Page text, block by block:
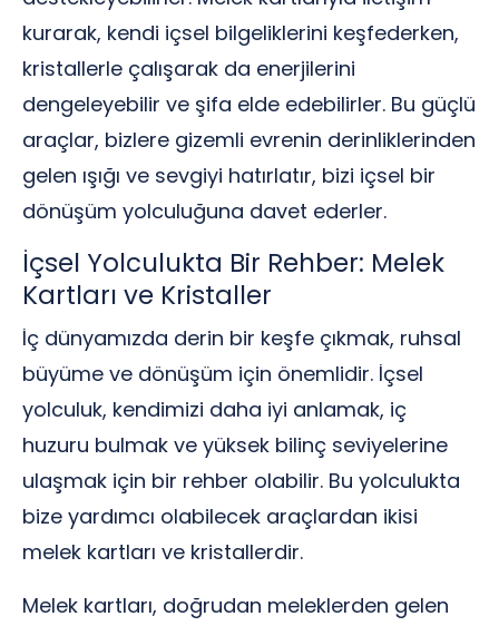
kurarak, kendi içsel bilgeliklerini keşfederken,
kristallerle çalışarak da enerjilerini
dengeleyebilir ve şifa elde edebilirler. Bu güçlü
araçlar, bizlere gizemli evrenin derinliklerinden
gelen ışığı ve sevgiyi hatırlatır, bizi içsel bir
dönüşüm yolculuğuna davet ederler.
İçsel Yolculukta Bir Rehber: Melek
Kartları ve Kristaller
İç dünyamızda derin bir keşfe çıkmak, ruhsal
büyüme ve dönüşüm için önemlidir. İçsel
yolculuk, kendimizi daha iyi anlamak, iç
huzuru bulmak ve yüksek bilinç seviyelerine
ulaşmak için bir rehber olabilir. Bu yolculukta
bize yardımcı olabilecek araçlardan ikisi
melek kartları ve kristallerdir.
Melek kartları, doğrudan meleklerden gelen